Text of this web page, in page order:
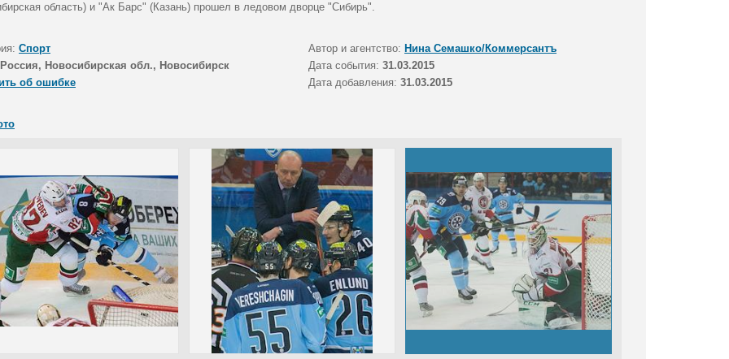
область) и "Ак Барс" (Казань) прошел в ледовом дворце "Сибирь".
Спорт Автор и агентство: Нина Семашко/Коммерсантъ
Россия, Новосибирская обл., Новосибирск Дата события: 31.03.2015
об ошибке
Дата добавления: 31.03.2015